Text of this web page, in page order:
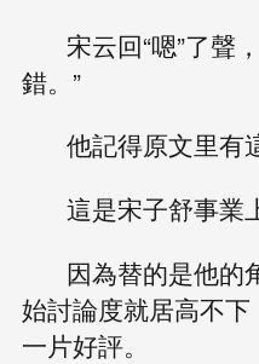
宋云回“嗯”了聲
錯。”
他記得原文里有
這是宋子舒事業
因為替的是他的
始討論度就居高不
一片好評。